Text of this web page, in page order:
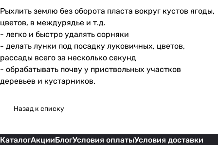
Рыхлить землю без оборота пласта вокруг кустов ягоды,
цветов, в междурядье и т.д.
- легко и быстро удалять сорняки
- делать лунки под посадку луковичных, цветов,
рассады всего за несколько секунд
- обрабатывать почву у приствольных участков
деревьев и кустарников.
Назад к списку
КаталогАкцииБлогУсловия оплатыУсловия доставки